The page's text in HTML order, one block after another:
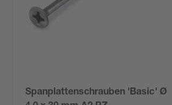
Spanplattenschrauben 'Basic' Ø